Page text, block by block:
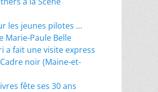
les jeunes pilotes …
Marie-Paule Belle
a fait une visite express
noir (Maine-et-
fête ses 30 ans